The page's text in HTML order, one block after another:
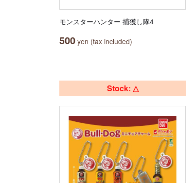
モンスターハンター 捕獲し隊4
500 yen (tax included)
Stock: △